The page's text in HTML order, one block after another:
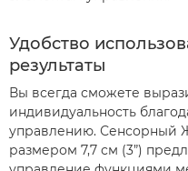
Удобство
результаты
Вы всегда сможете
индивидуальность
управлению. Сенсорный
размером 7,7 см (3”)